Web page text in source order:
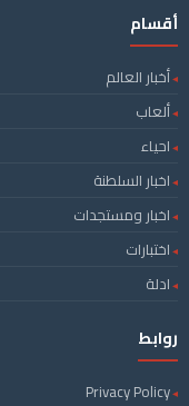
أقسام
أخبار العالم
ألعاب
احياء
اخبار السلطنة
اخبار ومستجدات
اختبارات
ادلة
روابط
Privacy Policy